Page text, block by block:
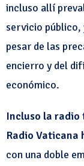
incluso allí
servicio público,
pesar de las
encierro y del
económico.
Incluso la radio
Radio Vaticana
con una doble